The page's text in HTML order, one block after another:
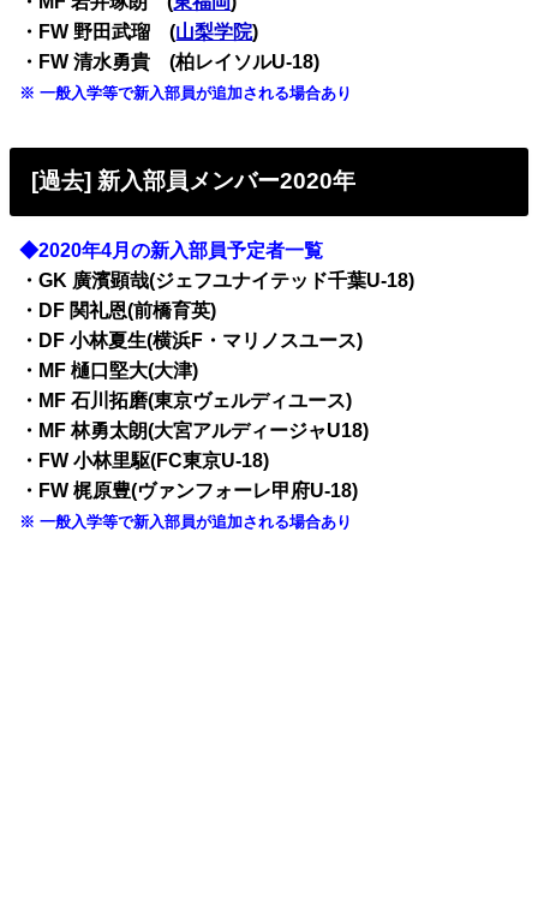
・ FW 野田武瑠 (山梨学院)
・ FW 清水勇貴 (柏レイソルU-18)
※ 一般入学等で新入部員が追加される場合あり
[過去] 新入部員メンバー2020年
◆2020年4月の新入部員予定者一覧
・GK 廣濱顕哉(ジェフユナイテッド千葉U-18)
・DF 関礼恩(前橋育英)
・DF 小林夏生(横浜F・マリノスユース)
・MF 樋口堅大(大津)
・MF 石川拓磨(東京ヴェルディユース)
・MF 林勇太朗(大宮アルディージャU18)
・FW 小林里駆(FC東京U-18)
・FW 梶原豊(ヴァンフォーレ甲府U-18)
※ 一般入学等で新入部員が追加される場合あり